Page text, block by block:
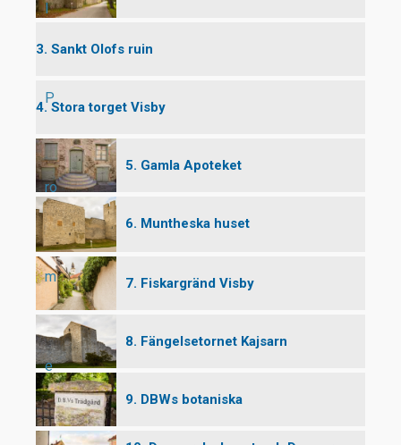
l
P
ro
m
e
3. Sankt Olofs ruin
4. Stora torget Visby
5. Gamla Apoteket
6. Muntheska huset
7. Fiskargränd Visby
8. Fängelsetornet Kajsarn
9. DBWs botaniska